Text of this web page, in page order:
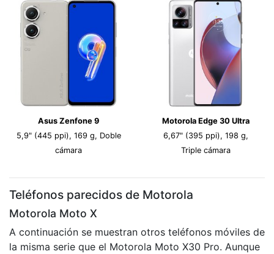
Asus Zenfone 9
5,9" (445 ppi), 169 g, Doble
cámara
Motorola Edge 30 Ultra
6,67" (395 ppi), 198 g,
Triple cámara
Teléfonos parecidos de Motorola
Motorola Moto X
A continuación se muestran otros teléfonos móviles de
la misma serie que el Motorola Moto X30 Pro. Aunque